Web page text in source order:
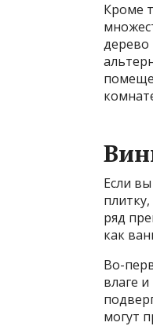
Кроме
дерево
Если
ряд
как
Во-
влаге
могут